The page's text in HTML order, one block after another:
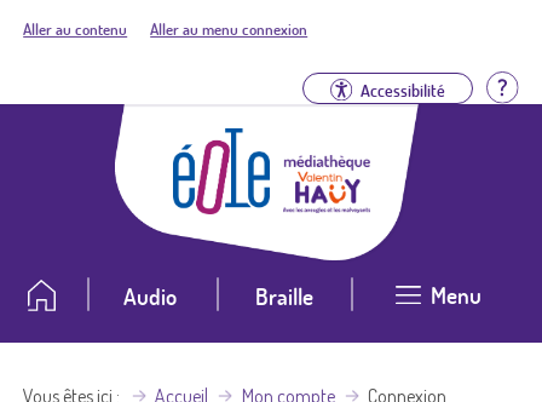
Aller au contenu Aller au menu connexion
Accessibilité
Audio Braille Menu
Vous êtes ici Accueil Mon compte Connexion